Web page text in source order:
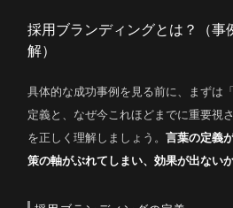
採用ブランディングとは？（事
解）
具体的な成功事例を見る前に、まずは
定義と、なぜ今これほどまでに重要視
を正しく理解しましょう。言葉の定義
策の軸がぶれてしまい、効果が出ないか